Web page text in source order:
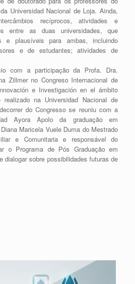
Universidad Nacional de Loja. Ainda,
recíprocos, atividades e
entre as duas universidades, que
e plausíveis para ambas, incluindo
e de estudantes; atividades de
com a participação da Profa. Dra.
Zillmer no Congreso Internacional de
e Investigación en el ámbito
realizado na Universidad Nacional de
do Congresso se reuniu com a
Ayora Apolo da graduação em
Maricela Vuele Duma do Mestrado
e Comunitaria e responsável do
o Programa de Pós Graduação em
dialogar sobre possibilidades futuras de